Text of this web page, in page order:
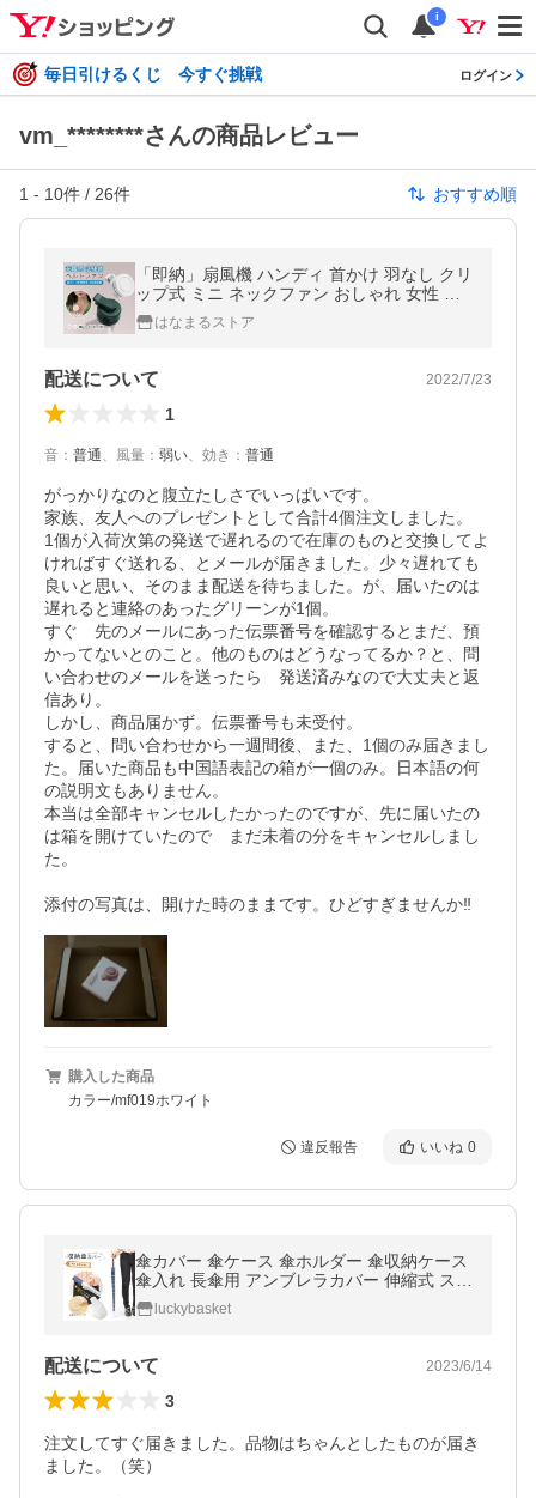
i
毎日引けるくじ 今すぐ挑戦 ログイン
vm_********さんの商品レビュー
1 - 10件 / 26件 おすすめ順
「即納」扇風機 ハンディ 首かけ 羽なし クリ
ップ式 ミニ ネックファン おしゃれ 女性 腰
かけ 小型 三段階風量 2022最新モデル 静音
USB充電 軽量 おすすめ
はなまるストア
配送について 2022/7/23
1
音 ： 普通、 風量 ： 弱い、 効き ： 普通
がっかりなのと腹立たしさでいっぱいです。
家族、友人へのプレゼントとして合計4個注文しました。
1個が入荷次第の発送で遅れるので在庫のものと交換してよ
ければすぐ送れる、とメールが届きました。少々遅れても
良いと思い、そのまま配送を待ちました。が、届いたのは
遅れると連絡のあったグリーンが1個。
すぐ　先のメールにあった伝票番号を確認するとまだ、預
かってないとのこと。他のものはどうなってるか？と、問
い合わせのメールを送ったら　発送済みなので大丈夫と返
信あり。
しかし、商品届かず。伝票番号も未受付。
すると、問い合わせから一週間後、また、1個のみ届きまし
た。届いた商品も中国語表記の箱が一個のみ。日本語の何
の説明文もありません。
本当は全部キャンセルしたかったのですが、先に届いたの
は箱を開けていたので　まだ未着の分をキャンセルしまし
た。
添付の写真は、開けた時のままです。ひどすぎませんか‼️
購入した商品
カラー/mf019ホワイト
違反報告 いいね 0
傘カバー 傘ケース 傘ホルダー 傘収納ケース
傘入れ 長傘用 アンブレラカバー 伸縮式 スラ
イド 折りたたみ可能 コンパクト
luckybasket
配送について 2023/6/14
3
注文してすぐ届きました。品物はちゃんとしたものが届き
ました。（笑）